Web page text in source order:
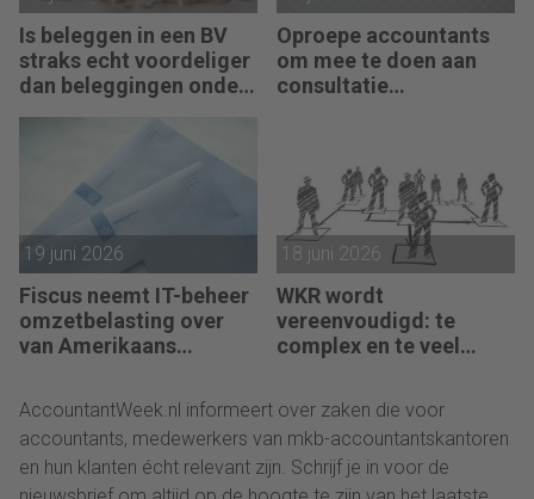
Is beleggen in een BV
straks echt voordeliger
dan beleggingen onder
Oproepe accountants
om mee te doen aan
consultatie
19 juni 2026
Fiscus neemt IT-beheer
omzetbelasting over
van Amerikaans
18 juni 2026
WKR wordt
vereenvoudigd: te
complex en te veel
AccountantWeek.nl informeert over zaken die voor
accountants, medewerkers van mkb-accountantskantoren
en hun klanten écht relevant zijn. Schrijf je in voor de